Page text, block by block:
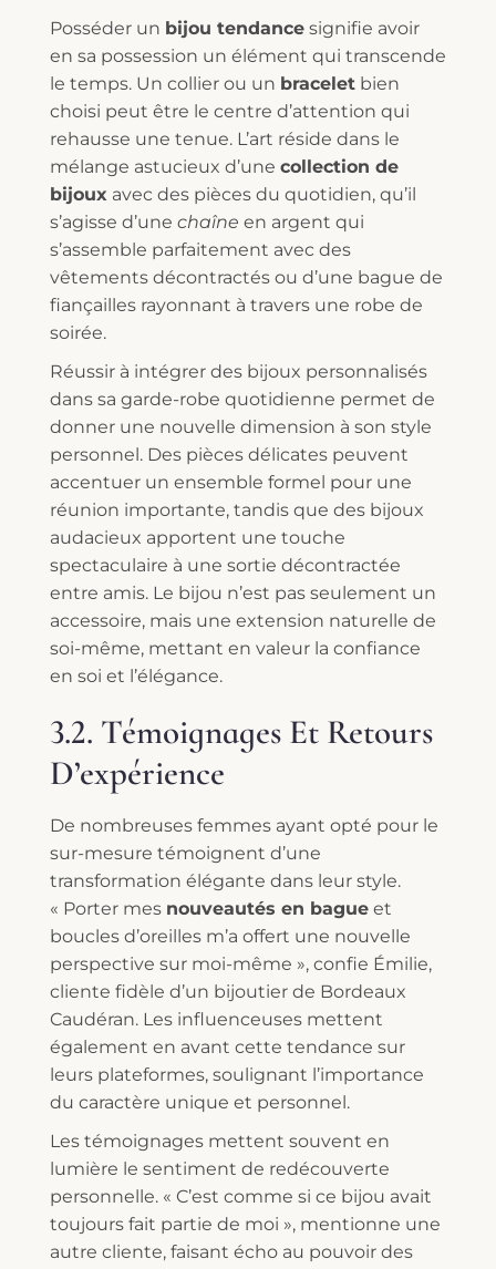
Posséder un bijou tendance signifie avoir
en sa possession un élément qui transcende
le temps. Un collier ou un bracelet bien
choisi peut être le centre d’attention qui
rehausse une tenue. L’art réside dans le
mélange astucieux d’une collection de
bijoux avec des pièces du quotidien, qu’il
s’agisse d’une chaîne en argent qui
s’assemble parfaitement avec des
vêtements décontractés ou d’une bague de
fiançailles rayonnant à travers une robe de
soirée.
Réussir à intégrer des bijoux personnalisés
dans sa garde-robe quotidienne permet de
donner une nouvelle dimension à son style
personnel. Des pièces délicates peuvent
accentuer un ensemble formel pour une
réunion importante, tandis que des bijoux
audacieux apportent une touche
spectaculaire à une sortie décontractée
entre amis. Le bijou n’est pas seulement un
accessoire, mais une extension naturelle de
soi-même, mettant en valeur la confiance
en soi et l’élégance.
3.2. Témoignages Et Retours
D’expérience
De nombreuses femmes ayant opté pour le
sur-mesure témoignent d’une
transformation élégante dans leur style.
« Porter mes nouveautés en bague et
boucles d’oreilles m’a offert une nouvelle
perspective sur moi-même », confie Émilie,
cliente fidèle d’un bijoutier de Bordeaux
Caudéran. Les influenceuses mettent
également en avant cette tendance sur
leurs plateformes, soulignant l’importance
du caractère unique et personnel.
Les témoignages mettent souvent en
lumière le sentiment de redécouverte
personnelle. « C’est comme si ce bijou avait
toujours fait partie de moi », mentionne une
autre cliente, faisant écho au pouvoir des